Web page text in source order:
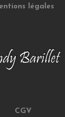
légales
CGV